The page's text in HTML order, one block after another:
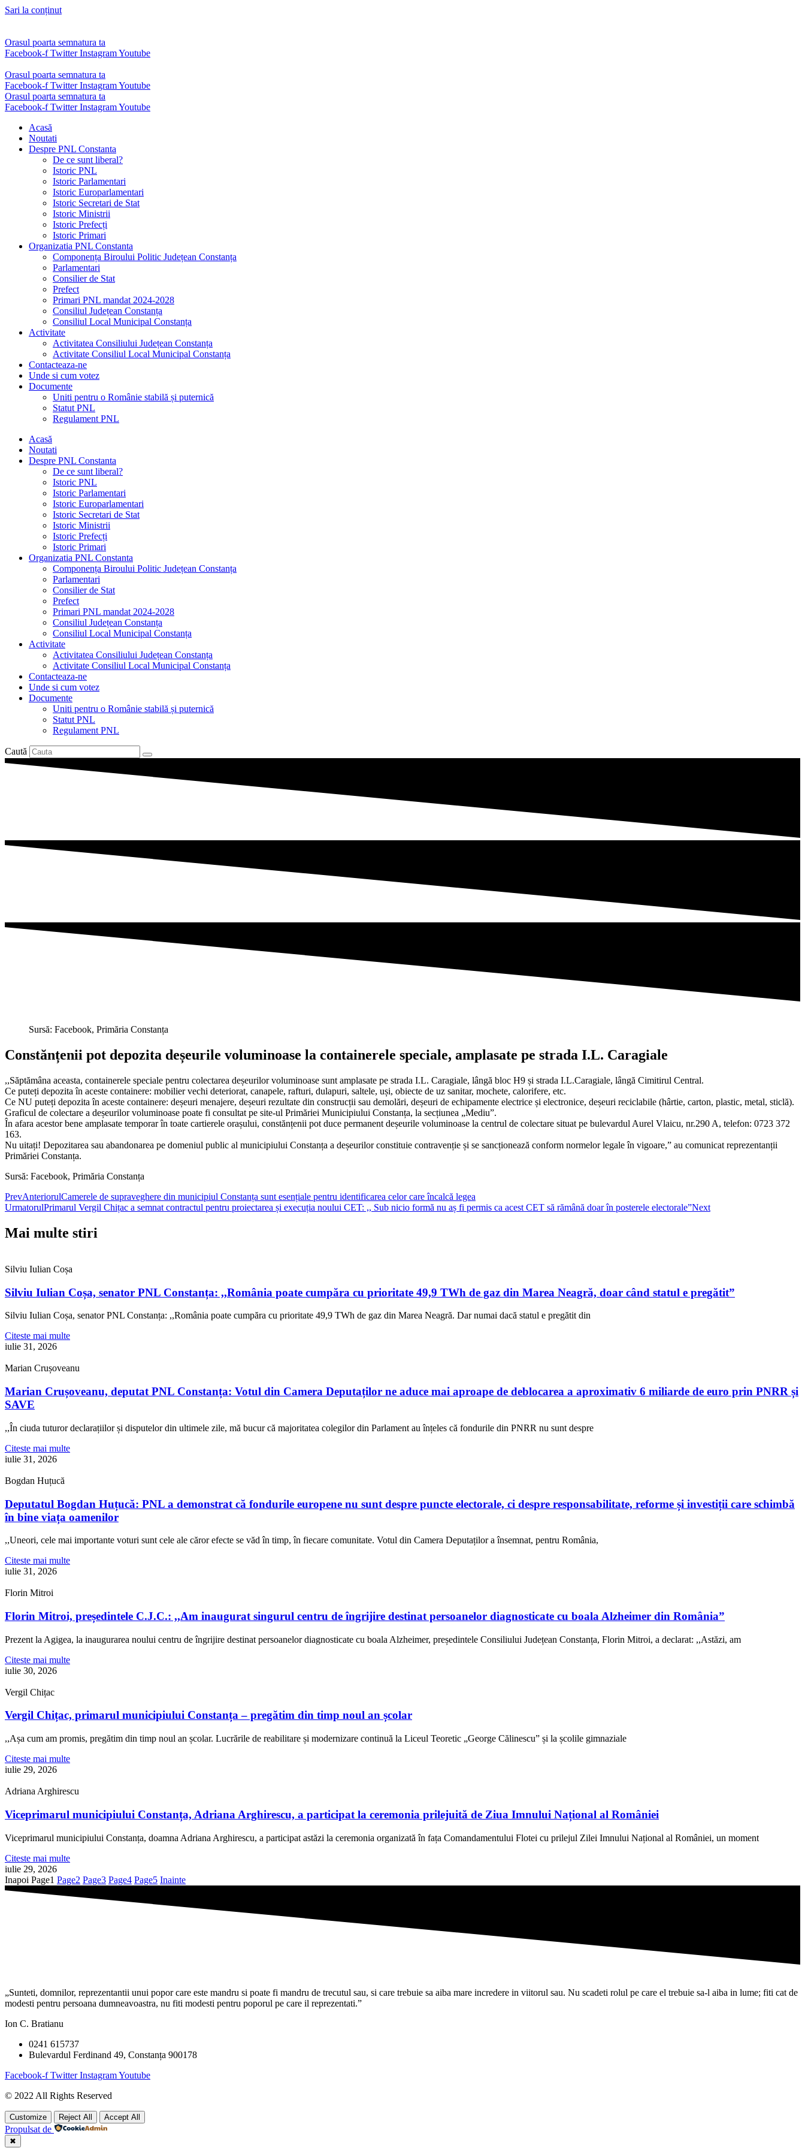
Sari la conținut
Orasul poarta semnatura ta
Facebook-f Twitter InstagramYoutube
Orasul poarta semnatura ta
Facebook-f Twitter InstagramYoutube
Orasul poarta semnatura ta
Facebook-f Twitter InstagramYoutube
Acasă
Noutati
Despre PNL Constanta
De ce sunt liberal?
Istoric PNL
Istoric Parlamentari
Istoric Europarlamentari
Istoric Secretari de Stat
Istoric Ministrii
Istoric Prefecți
Istoric Primari
Organizatia PNL Constanta
Componența Biroului Politic Județean Constanța
Parlamentari
Consilier de Stat
Prefect
Primari PNL mandat 2024-2028
Consiliul Județean Constanța
Consiliul Local Municipal Constanța
Activitate
Activitatea Consiliului Județean Constanța
Activitate Consiliul Local Municipal Constanța
Contacteaza-ne
Unde si cum votez
Documente
Uniti pentru o Românie stabilă și puternică
Statut PNL
Regulament PNL
Acasă
Noutati
Despre PNL Constanta
De ce sunt liberal?
Istoric PNL
Istoric Parlamentari
Istoric Europarlamentari
Istoric Secretari de Stat
Istoric Ministrii
Istoric Prefecți
Istoric Primari
Organizatia PNL Constanta
Componența Biroului Politic Județean Constanța
Parlamentari
Consilier de Stat
Prefect
Primari PNL mandat 2024-2028
Consiliul Județean Constanța
Consiliul Local Municipal Constanța
Activitate
Activitatea Consiliului Județean Constanța
Activitate Consiliul Local Municipal Constanța
Contacteaza-ne
Unde si cum votez
Documente
Uniti pentru o Românie stabilă și puternică
Statut PNL
Regulament PNL
Caută
Sursă: Facebook, Primăria Constanța
Constănțenii pot depozita deșeurile voluminoase la containerele speciale, amplasate pe strada I.L. Caragiale
,,Săptămâna aceasta, containerele speciale pentru colectarea deșeurilor voluminoase sunt amplasate pe strada I.L. Caragiale, lângă bloc H9 și strada I.L.Caragiale, lângă Cimitirul Central.
Ce puteți depozita în aceste containere: mobilier vechi deteriorat, canapele, rafturi, dulapuri, saltele, uși, obiecte de uz sanitar, mochete, calorifere, etc.
Ce NU puteți depozita în aceste containere: deșeuri menajere, deșeuri rezultate din construcții sau demolări, deșeuri de echipamente electrice și electronice, deșeuri reciclabile (hârtie, carton, plastic, metal, sticlă).
Graficul de colectare a deșeurilor voluminoase poate fi consultat pe site-ul Primăriei Municipiului Constanța, la secțiunea „Mediu”.
În afara acestor bene amplasate temporar în toate cartierele orașului, constănțenii pot duce permanent deșeurile voluminoase la centrul de colectare situat pe bulevardul Aurel Vlaicu, nr.290 A, telefon: 0723 372
163.
Nu uitați! Depozitarea sau abandonarea pe domeniul public al municipiului Constanța a deșeurilor constituie contravenție și se sancționează conform normelor legale în vigoare,” au comunicat reprezentanții
Primăriei Constanța.
Sursă: Facebook, Primăria Constanța
PrevAnteriorulCamerele de supraveghere din municipiul Constanța sunt esențiale pentru identificarea celor care încalcă legea
UrmatorulPrimarul Vergil Chițac a semnat contractul pentru proiectarea și execuția noului CET: ,, Sub nicio formă nu aș fi permis ca acest CET să rămână doar în posterele electorale”Next
Mai multe stiri
Silviu Iulian Coșa
Silviu Iulian Coșa, senator PNL Constanța: ,,România poate cumpăra cu prioritate 49,9 TWh de gaz din Marea Neagră, doar când statul e pregătit”
Silviu Iulian Coșa, senator PNL Constanța: ,,România poate cumpăra cu prioritate 49,9 TWh de gaz din Marea Neagră. Dar numai dacă statul e pregătit din
Citeste mai multe
iulie 31, 2026
Marian Crușoveanu
Marian Crușoveanu, deputat PNL Constanța: Votul din Camera Deputaților ne aduce mai aproape de deblocarea a aproximativ 6 miliarde de euro prin PNRR și
SAVE
,,În ciuda tuturor declarațiilor și disputelor din ultimele zile, mă bucur că majoritatea colegilor din Parlament au înțeles că fondurile din PNRR nu sunt despre
Citeste mai multe
iulie 31, 2026
Bogdan Huțucă
Deputatul Bogdan Huțucă: PNL a demonstrat că fondurile europene nu sunt despre puncte electorale, ci despre responsabilitate, reforme și investiții care schimbă
în bine viața oamenilor
,,Uneori, cele mai importante voturi sunt cele ale căror efecte se văd în timp, în fiecare comunitate. Votul din Camera Deputaților a însemnat, pentru România,
Citeste mai multe
iulie 31, 2026
Florin Mitroi
Florin Mitroi, președintele C.J.C.: ,,Am inaugurat singurul centru de îngrijire destinat persoanelor diagnosticate cu boala Alzheimer din România”
Prezent la Agigea, la inaugurarea noului centru de îngrijire destinat persoanelor diagnosticate cu boala Alzheimer, președintele Consiliului Județean Constanța, Florin Mitroi, a declarat: ,,Astăzi, am
Citeste mai multe
iulie 30, 2026
Vergil Chițac
Vergil Chițac, primarul municipiului Constanța – pregătim din timp noul an școlar
,,Așa cum am promis, pregătim din timp noul an școlar. Lucrările de reabilitare și modernizare continuă la Liceul Teoretic „George Călinescu” și la școlile gimnaziale
Citeste mai multe
iulie 29, 2026
Adriana Arghirescu
Viceprimarul municipiului Constanța, Adriana Arghirescu, a participat la ceremonia prilejuită de Ziua Imnului Național al României
Viceprimarul municipiului Constanța, doamna Adriana Arghirescu, a participat astăzi la ceremonia organizată în fața Comandamentului Flotei cu prilejul Zilei Imnului Național al României, un moment
Citeste mai multe
iulie 29, 2026
Inapoi Page1 Page2 Page3 Page4 Page5 Inainte
„Sunteti, domnilor, reprezentantii unui popor care este mandru si poate fi mandru de trecutul sau, si care trebuie sa aiba mare incredere in viitorul sau. Nu scadeti rolul pe care el trebuie sa-l aiba in lume; fiti cat de
modesti pentru persoana dumneavoastra, nu fiti modesti pentru poporul pe care il reprezentati.”
Ion C. Bratianu
0241 615737
Bulevardul Ferdinand 49, Constanța 900178
Facebook-f Twitter InstagramYoutube
© 2022 All Rights Reserved
Customize Reject All Accept All
Propulsat de
✖